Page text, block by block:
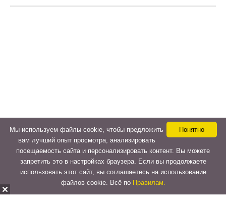
Понятно
Мы используем файлы cookie, чтобы предложить
вам лучший опыт просмотра, анализировать
посещаемость сайта и персонализировать контент. Вы можете
запретить это в настройках браузера. Если вы продолжаете
использовать этот сайт, вы соглашаетесь на использование
файлов cookie. Всё по Правилам.